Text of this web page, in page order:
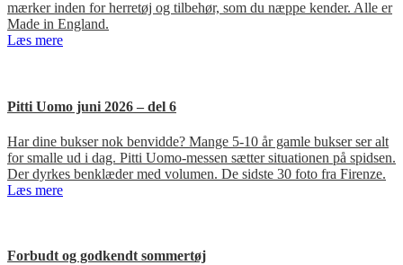
mærker inden for herretøj og tilbehør, som du næppe kender. Alle er
Made in England.
Læs mere
Pitti Uomo juni 2026 – del 6
Har dine bukser nok benvidde? Mange 5-10 år gamle bukser ser alt
for smalle ud i dag. Pitti Uomo-messen sætter situationen på spidsen.
Der dyrkes benklæder med volumen. De sidste 30 foto fra Firenze.
Læs mere
Forbudt og godkendt sommertøj